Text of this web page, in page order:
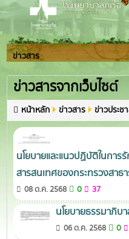
ข่าวสาร
ข่าวสารจากเว็บไซต์
หน้าหลัก ข่าวสาร ข่าวประ
นโยบายและแนวปฏิบัติในกา
สารสนเทศของกระทรวงสา
08 ต.ค. 2568 0 37
นโยบายธรรมาภิบ
06 ต.ค. 2568 0